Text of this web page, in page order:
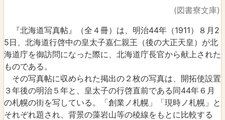
(図書寮文庫)
『北海道写真帖』（全４冊）は、明治44年（1911）８月2
5日、北海道行啓中の皇太子嘉仁親王（後の大正天皇）が北
海道庁を御訪問になった際に、北海道庁長官から献上された
ものである。
その写真帖に収められた掲出の２枚の写真は、開拓使設置
３年後の明治５年と、皇太子の行啓直前である同44年６月
の札幌の街を写している。「創業ノ札幌」「現時ノ札幌」と
それぞれ題され、背景の藻岩山等の稜線をもとに比較する